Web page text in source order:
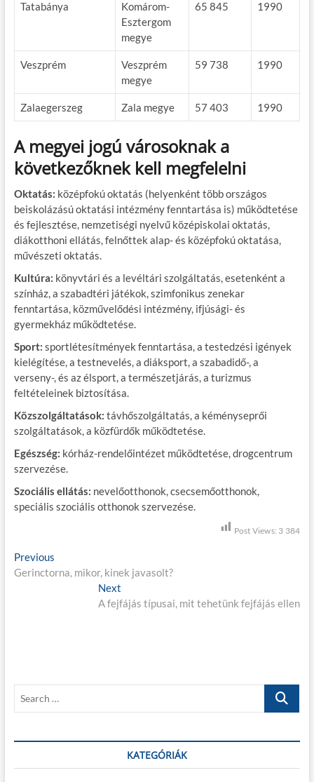
Tatabánya
Komárom-
Esztergom
megye
65 845 1990
Veszprém
Veszprém
megye
59 738 1990
Zalaegerszeg Zala megye 57 403 1990
A megyei jogú városoknak a
következőknek kell megfelelni
Oktatás: középfokú oktatás (helyenként több országos
beiskolázású oktatási intézmény fenntartása is) működtetése
és fejlesztése, nemzetiségi nyelvű középiskolai oktatás,
diákotthoni ellátás, felnőttek alap- és középfokú oktatása,
művészeti oktatás.
Kultúra: könyvtári és a levéltári szolgáltatás, esetenként a
színház, a szabadtéri játékok, szimfonikus zenekar
fenntartása, közművelődési intézmény, ifjúsági- és
gyermekház működtetése.
Sport: sportlétesítmények fenntartása, a testedzési igények
kielégítése, a testnevelés, a diáksport, a szabadidő-, a
verseny-, és az élsport, a természetjárás, a turizmus
feltételeinek biztosítása.
Közszolgáltatások: távhőszolgáltatás, a kéményseprői
szolgáltatások, a közfürdők működtetése.
Egészség: kórház-rendelőintézet működtetése, drogcentrum
szervezése.
Szociális ellátás: nevelőotthonok, csecsemőotthonok,
speciális szociális otthonok szervezése.
Post Views: 3 384
B
e
z
é
s
n
Previous
r
s
:
Gerinctorna, mikor, kinek javasolt?
Next
e
:
A fejfájás típusai, mit tehetünk fejfájás ellen
r
h
KATEGÓRIÁK